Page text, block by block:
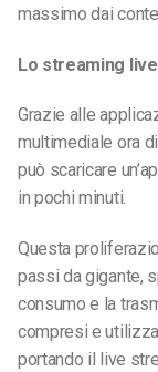
massimo dai
Lo streaming
Grazie alle
multimediale ora
può scaricare
in pochi minuti.
Questa
passi da gigante,
consumo e la
compresi e
portando il live